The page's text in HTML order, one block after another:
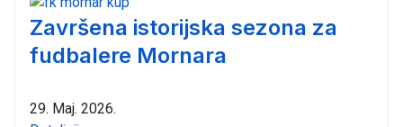
Završena istorijska sezona za
fudbalere Mornara
29. Maj. 2026.